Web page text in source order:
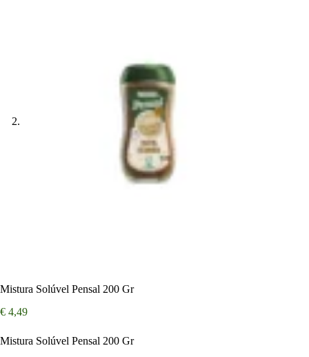
Mistura Solúvel Pensal 200 Gr
€ 4,49
Mistura Solúvel Pensal 200 Gr